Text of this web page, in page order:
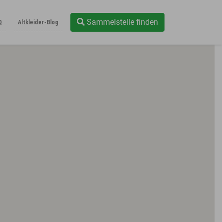
Altkleider-Blog Sammelstelle finden